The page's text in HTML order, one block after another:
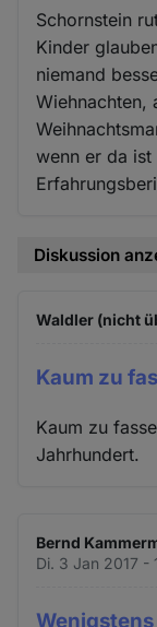
Schornstein
Kinder
niemand
Wiehnachten,
wenn er da
Diskussion
Waldler (nicht
Kaum zu
Kaum zu
Jahrhundert.
Bernd
Di. 3 Jan 2017 -